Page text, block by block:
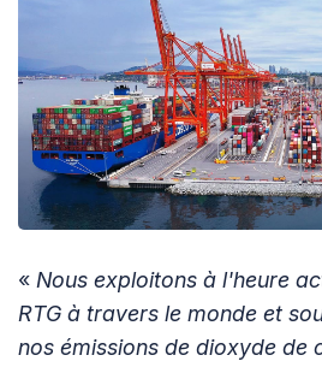
« Nous exploitons à l'heure
RTG à travers le monde et
nos émissions de dioxyde de